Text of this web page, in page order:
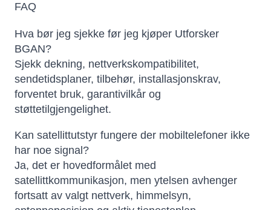
FAQ
Hva bør jeg sjekke før jeg kjøper Utforsker
BGAN?
Sjekk dekning, nettverkskompatibilitet,
sendetidsplaner, tilbehør, installasjonskrav,
forventet bruk, garantivilkår og
støttetilgjengelighet.
Kan satellittutstyr fungere der mobiltelefoner ikke
har noe signal?
Ja, det er hovedformålet med
satellittkommunikasjon, men ytelsen avhenger
fortsatt av valgt nettverk, himmelsyn,